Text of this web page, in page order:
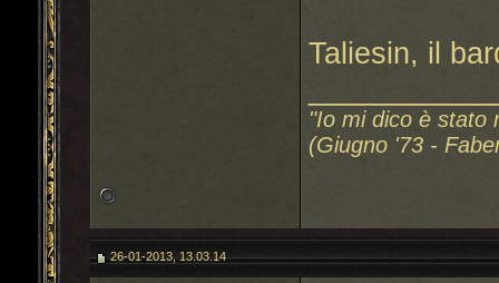
Taliesin, il
"Io mi dico è stato
(Giugno '73 -
26-01-2013, 13.03.14